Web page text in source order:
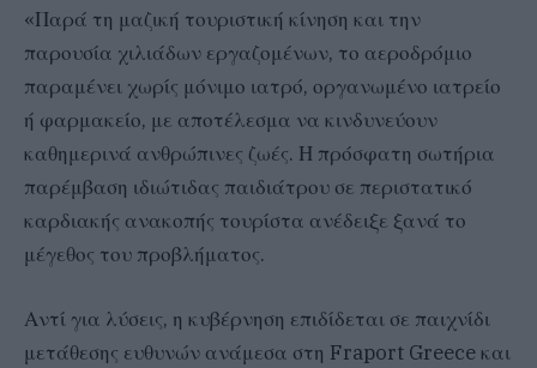
«Παρά τη μαζική τουριστική κίνηση και την
παρουσία χιλιάδων εργαζομένων, το αεροδρόμιο
παραμένει χωρίς μόνιμο ιατρό, οργανωμένο ιατρείο
ή φαρμακείο, με αποτέλεσμα να κινδυνεύουν
καθημερινά ανθρώπινες ζωές. Η πρόσφατη σωτήρια
παρέμβαση ιδιώτιδας παιδιάτρου σε περιστατικό
καρδιακής ανακοπής τουρίστα ανέδειξε ξανά το
μέγεθος του προβλήματος.
Αντί για λύσεις, η κυβέρνηση επιδίδεται σε παιχνίδι
μετάθεσης ευθυνών ανάμεσα στη Fraport Greece και